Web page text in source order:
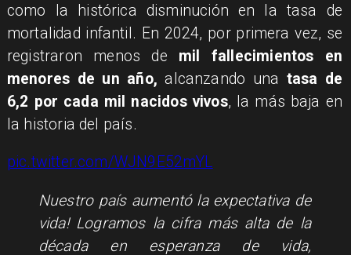
como la histórica disminución en la tasa de
mortalidad infantil. En 2024, por primera vez, se
registraron menos de mil fallecimientos en
menores de un año, alcanzando una tasa de
6,2 por cada mil nacidos vivos, la más baja en
la historia del país.
pic.twitter.com/WJN9E52mYL
Nuestro país aumentó la expectativa de
vida! Logramos la cifra más alta de la
década en esperanza de vida,